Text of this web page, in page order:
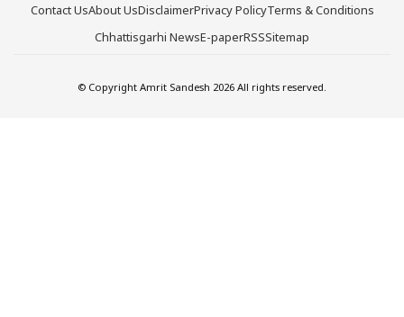
Contact UsAbout UsDisclaimerPrivacy PolicyTerms & Conditions
Chhattisgarhi NewsE-paperRSSSitemap
© Copyright Amrit Sandesh 2026 All rights reserved.